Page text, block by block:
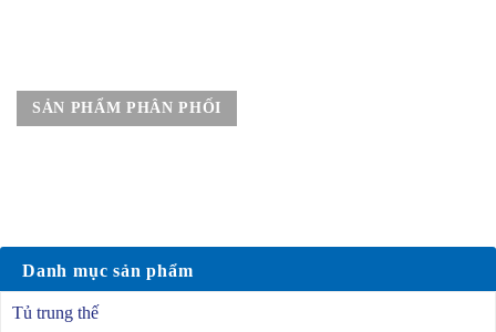
SẢN PHẨM PHÂN PHỐI
Danh mục sản phẩm
Tủ trung thế